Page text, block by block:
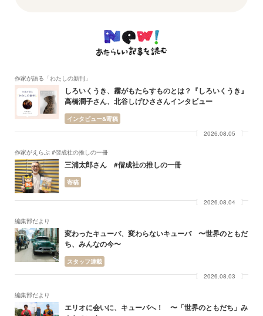
作家が語る「わたしの新刊」
しろいくうき、霧がもたらすものとは？『しろいくうき』
高橋潤子さん、北谷しげひささんインタビュー
インタビュー&寄稿
2026.08.05
作家がえらぶ #偕成社の推しの一冊
三浦太郎さん #偕成社の推しの一冊
寄稿
2026.08.04
編集部だより
変わったキューバ、変わらないキューバ 〜世界のともだ
ち、みんなの今〜
スタッフ連載
2026.08.03
編集部だより
エリオに会いに、キューバへ！ 〜「世界のともだち」み